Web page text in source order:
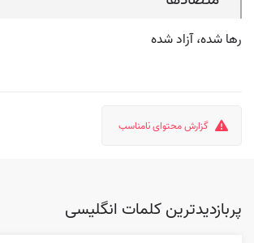
رها شده، آزاد شده
گزارش محتوای نامناسب
پربازدیدترین کلمات انگلیسی